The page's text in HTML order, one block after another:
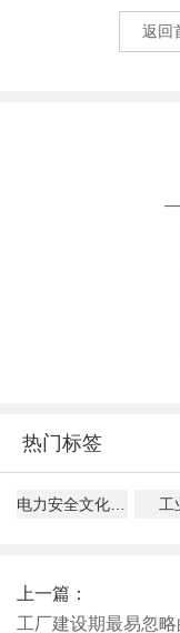
返回
热门标签
工
上一篇：
工厂建设期最易忽